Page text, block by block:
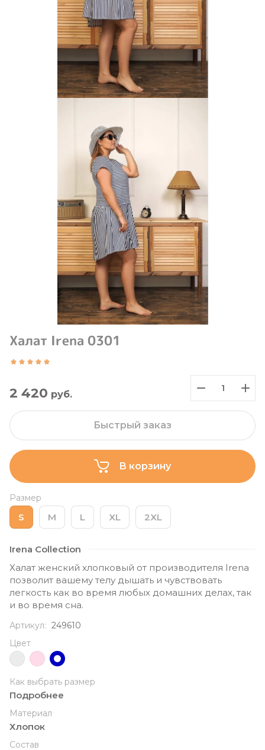
Халат Irena 0301
2 420 руб.
В корзину
Быстрый заказ
Размер
S M L XL 2XL
Irena Collection
Халат женский хлопковый от производителя Irena
позволит вашему телу дышать и чувствовать
легкость как во время любых домашних делах, так
и во время сна.
Артикул: 249610
Цвет
Как выбрать размер
Подробнее
Материал
Хлопок
Состав